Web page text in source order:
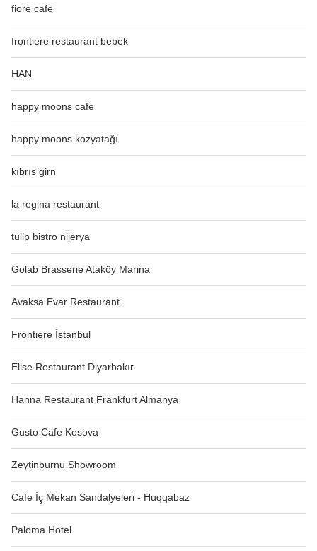
fiore cafe
frontiere restaurant bebek
HAN
happy moons cafe
happy moons kozyatağı
kıbrıs girn
la regina restaurant
tulip bistro nijerya
Golab Brasserie Ataköy Marina
Avaksa Evar Restaurant
Frontiere İstanbul
Elise Restaurant Diyarbakır
Hanna Restaurant Frankfurt Almanya
Gusto Cafe Kosova
Zeytinburnu Showroom
Cafe İç Mekan Sandalyeleri - Huqqabaz
Paloma Hotel